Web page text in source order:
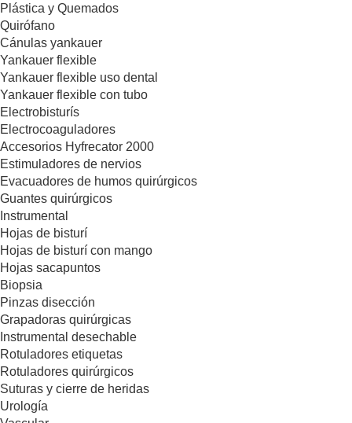
Plástica y Quemados
Quirófano
Cánulas yankauer
Yankauer flexible
Yankauer flexible uso dental
Yankauer flexible con tubo
Electrobisturís
Electrocoaguladores
Accesorios Hyfrecator 2000
Estimuladores de nervios
Evacuadores de humos quirúrgicos
Guantes quirúrgicos
Instrumental
Hojas de bisturí
Hojas de bisturí con mango
Hojas sacapuntos
Biopsia
Pinzas disección
Grapadoras quirúrgicas
Instrumental desechable
Rotuladores etiquetas
Rotuladores quirúrgicos
Suturas y cierre de heridas
Urología